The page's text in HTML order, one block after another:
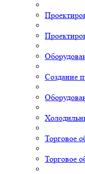
Создание
Торговое
Торговое